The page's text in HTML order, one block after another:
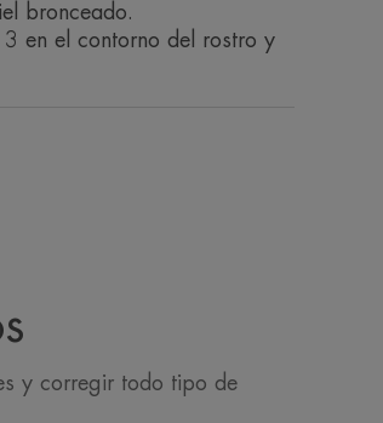
rasgos de forma natural.
invisible para que se mantenga perfecto
bronceado.
en el contorno del rostro y
y corregir todo tipo de